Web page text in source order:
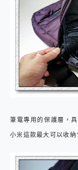
筆電專用的保護層，
小米這款最大可以收納